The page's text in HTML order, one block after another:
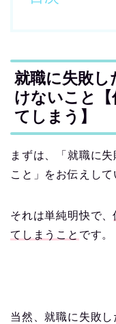
就職に失敗し
けないこと
てしまう】
まずは、「就職に
こと」をお伝えして
それは単純明快で、
てしまうこと です。
当然、就職に失敗し